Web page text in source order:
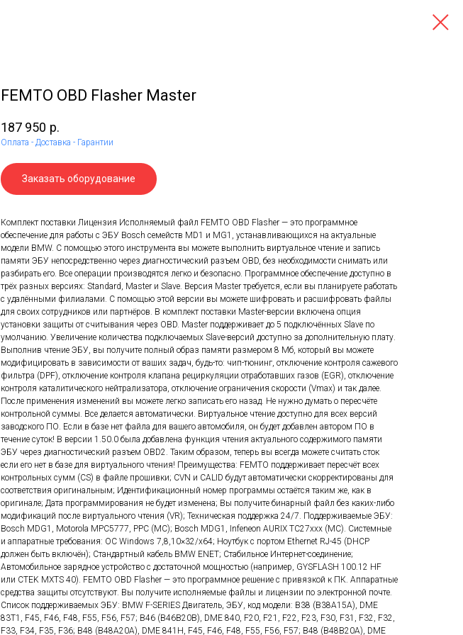
FEMTO OBD Flasher Master
187 950 р.
Оплата - Доставка - Гарантии
Заказать оборудование
Комплект поставки Лицензия Исполняемый файл FEMTO OBD Flasher — это программное
обеспечение для работы с ЭБУ Bosch семейств MD1 и MG1, устанавливающихся на актуальные
модели BMW. С помощью этого инструмента вы можете выполнить виртуальное чтение и запись
памяти ЭБУ непосредственно через диагностический разъем OBD, без необходимости снимать или
разбирать его. Все операции производятся легко и безопасно. Программное обеспечение доступно в
трёх разных версиях: Standard, Master и Slave. Версия Master требуется, если вы планируете работать
с удалёнными филиалами. С помощью этой версии вы можете шифровать и расшифровать файлы
для своих сотрудников или партнёров. В комплект поставки Master-версии включена опция
установки защиты от считывания через OBD. Master поддерживает до 5 подключённых Slave по
умолчанию. Увеличение количества подключаемых Slave-версий доступно за дополнительную плату.
Выполнив чтение ЭБУ, вы получите полный образ памяти размером 8 Мб, который вы можете
модифицировать в зависимости от ваших задач, будь-то: чип-тюнинг, отключение контроля сажевого
фильтра (DPF), отключение контроля клапана рециркуляции отработавших газов (EGR), отключение
контроля каталитического нейтрализатора, отключение ограничения скорости (Vmax) и так далее.
После применения изменений вы можете легко записать его назад. Не нужно думать о пересчёте
контрольной суммы. Все делается автоматически. Виртуальное чтение доступно для всех версий
заводского ПО. Если в базе нет файла для вашего автомобиля, он будет добавлен автором ПО в
течение суток! В версии 1.50.0 была добавлена функция чтения актуального содержимого памяти
ЭБУ через диагностический разъем OBD2. Таким образом, теперь вы всегда можете считать сток
если его нет в базе для виртуального чтения! Преимущества: FEMTO поддерживает пересчёт всех
контрольных сумм (CS) в файле прошивки; CVN и CALID будут автоматически скорректированы для
соответствия оригинальным; Идентификационный номер программы остаётся таким же, как в
оригинале; Дата программирования не будет изменена; Вы получите бинарный файл без каких-либо
модификаций после виртуального чтения (VR); Техническая поддержка 24/7. Поддерживаемые ЭБУ:
Bosch MDG1, Motorola MPC5777, PPC (MC); Bosch MDG1, Infeneon AURIX TC27xxx (MC). Системные
и аппаратные требования: ОС Windows 7,8,10×32/x64; Ноутбук с портом Ethernet RJ-45 (DHCP
должен быть включён); Стандартный кабель BMW ENET; Стабильное Интернет-соединение;
Автомобильное зарядное устройство с достаточной мощностью (например, GYSFLASH 100.12 HF
или CTEK MXTS 40). FEMTO OBD Flasher — это программное решение с привязкой к ПК. Аппаратные
средства защиты отсутствуют. Вы получите исполняемые файлы и лицензии по электронной почте.
Список поддерживаемых ЭБУ: BMW F-SERIES Двигатель, ЭБУ, код модели: B38 (B38A15A), DME
83T1, F45, F46, F48, F55, F56, F57; B46 (B46B20B), DME 840, F20, F21, F22, F23, F30, F31, F32, F32,
F33, F34, F35, F36; B48 (B48A20A), DME 841H, F45, F46, F48, F55, F56, F57; B48 (B48B20A), DME